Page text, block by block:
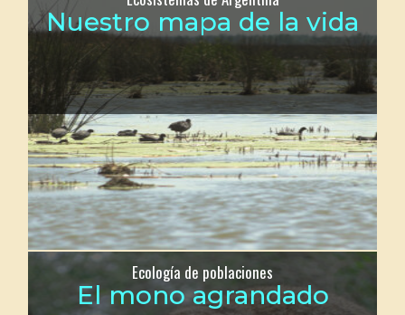
Nuestro mapa de la vida
Ecología de poblaciones
El mono agrandado